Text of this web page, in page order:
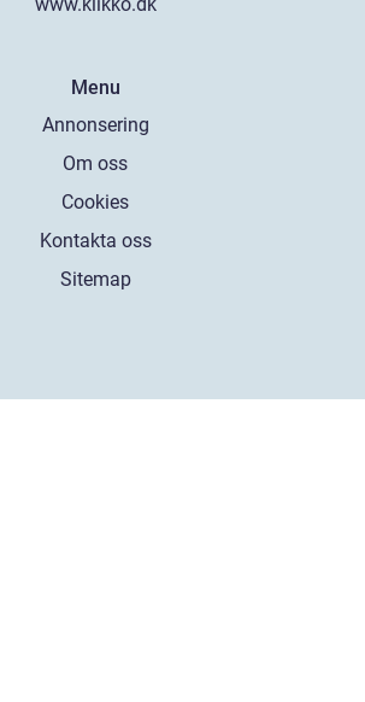
Menu
Annonsering
Om oss
Cookies
Kontakta oss
Sitemap